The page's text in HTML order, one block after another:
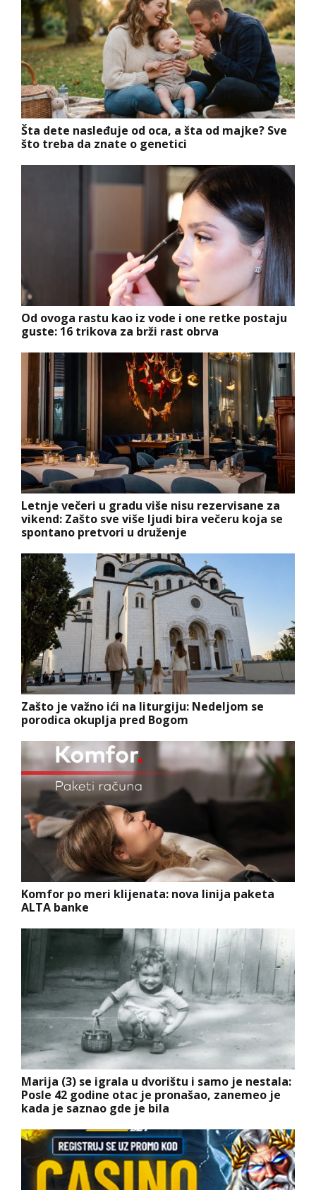
Šta dete nasleđuje od oca, a šta od majke? Sve
što treba da znate o genetici
Od ovoga rastu kao iz vode i one retke postaju
guste: 16 trikova za brži rast obrva
Letnje večeri u gradu više nisu rezervisane za
vikend: Zašto sve više ljudi bira večeru koja se
spontano pretvori u druženje
Zašto je važno ići na liturgiju: Nedeljom se
porodica okuplja pred Bogom
Komfor po meri klijenata: nova linija paketa
ALTA banke
Marija (3) se igrala u dvorištu i samo je nestala:
Posle 42 godine otac je pronašao, zanemeo je
kada je saznao gde je bila